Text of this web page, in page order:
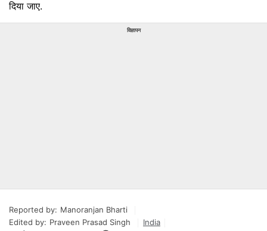
दिया जाए.
विज्ञापन
Reported by: Manoranjan Bharti
Edited by: Praveen Prasad Singh
India